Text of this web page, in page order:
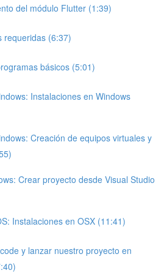
del módulo Flutter (1:39)
requeridas (6:37)
básicos (5:01)
Instalaciones en Windows
Creación de equipos virtuales y
Crear proyecto desde Visual Studio
Instalaciones en OSX (11:41)
y lanzar nuestro proyecto en